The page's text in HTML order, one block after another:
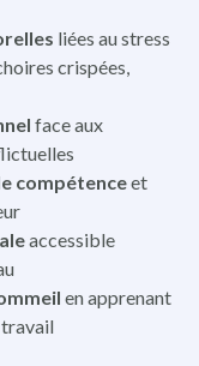
liées au stress
crispées,
face aux
compétenceet
accessible
en apprenant
travail